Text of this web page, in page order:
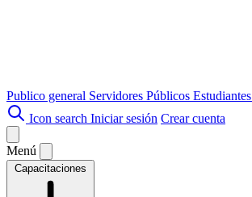
Publico general Servidores Públicos Estudiantes
Icon search Iniciar sesión Crear cuenta
Menú
Capacitaciones